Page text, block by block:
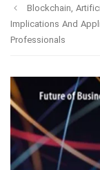
Blockchain,
Implications And
Professionals